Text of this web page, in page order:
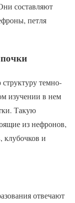
составляют
петля
темно-
изучении в нем
Такую
из нефронов,
клубочков и
отвечают